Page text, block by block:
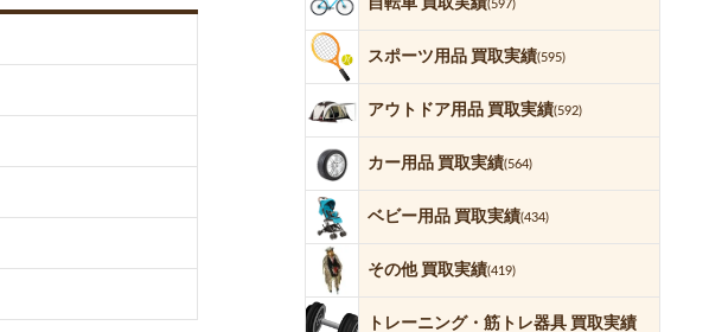
(597)
スポーツ用品 買取実績(595)
アウトドア用品 買取実績(592)
カー用品 買取実績(564)
ベビー用品 買取実績(434)
その他 買取実績(419)
トレーニング・筋トレ器具 買取実績